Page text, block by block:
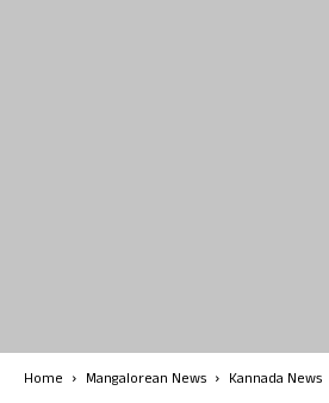
Home Mangalorean News Kannada News